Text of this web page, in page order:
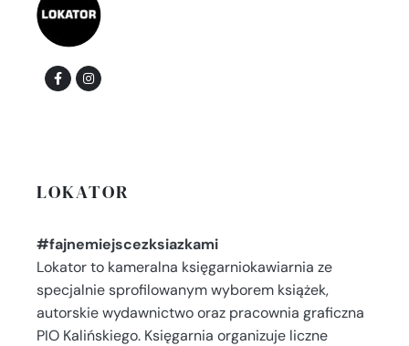
LOKATOR
#fajnemiejscezksiazkami
Lokator to kameralna księgarniokawiarnia ze
specjalnie sprofilowanym wyborem książek,
autorskie wydawnictwo oraz pracownia graficzna
PIO Kalińskiego. Księgarnia organizuje liczne